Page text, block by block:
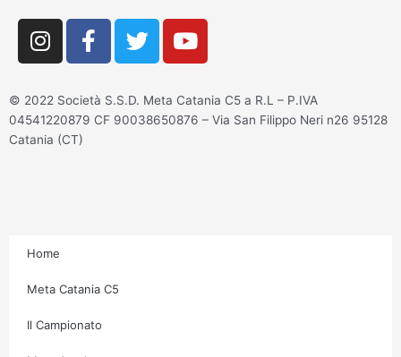
I
n
t
a
g
F
a
e
b
T
w
t
t
Y
o
t
u
© 2022 Società S.S.D. Meta Catania C5 a R.L – P.IVA
04541220879 CF 90038650876 – Via San Filippo Neri n26 95128
Catania (CT)
Home
Meta Catania C5
Il Campionato